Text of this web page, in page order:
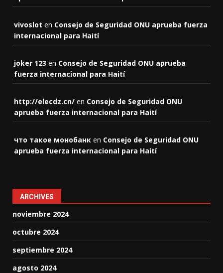
vivoslot en Consejo de Seguridad ONU aprueba fuerza
internacional para Haití
joker 123 en Consejo de Seguridad ONU aprueba
fuerza internacional para Haití
http://elecdz.cn/ en Consejo de Seguridad ONU
aprueba fuerza internacional para Haití
что такое монобанк en Consejo de Seguridad ONU
aprueba fuerza internacional para Haití
ARCHIVES
noviembre 2024
octubre 2024
septiembre 2024
agosto 2024